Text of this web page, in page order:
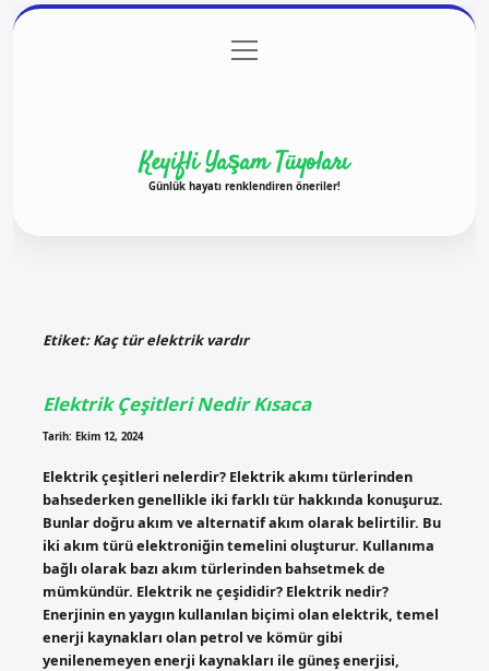
Gizlilik Politikası
menüyü
aç
Keyifli Yaşam Tüyoları
Günlük hayatı renklendiren öneriler!
Etiket:Kaç tür elektrik vardır
Elektrik Çeşitleri Nedir Kısaca
Tarih: Ekim 12, 2024
Elektrik çeşitleri nelerdir? Elektrik akımı türlerinden
bahsederken genellikle iki farklı tür hakkında konuşuruz.
Bunlar doğru akım ve alternatif akım olarak belirtilir. Bu
iki akım türü elektroniğin temelini oluşturur. Kullanıma
bağlı olarak bazı akım türlerinden bahsetmek de
mümkündür. Elektrik ne çeşididir? Elektrik nedir?
Enerjinin en yaygın kullanılan biçimi olan elektrik, temel
enerji kaynakları olan petrol ve kömür gibi
yenilenemeyen enerji kaynakları ile güneş enerjisi,